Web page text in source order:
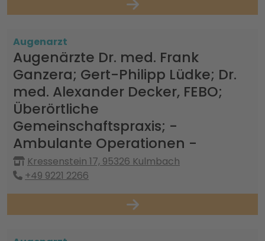
Augenarzt
Augenärzte Dr. med. Frank
Ganzera; Gert-Philipp Lüdke; Dr.
med. Alexander Decker, FEBO;
Überörtliche
Gemeinschaftspraxis; -
Ambulante Operationen -
Kressenstein 17, 95326 Kulmbach
+49 9221 2266